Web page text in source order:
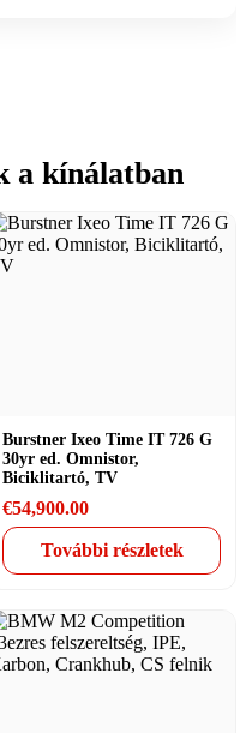
a kínálatban
Burstner Ixeo Time IT 726 G
30yr ed. Omnistor,
Biciklitartó, TV
€54,900.00
További részletek